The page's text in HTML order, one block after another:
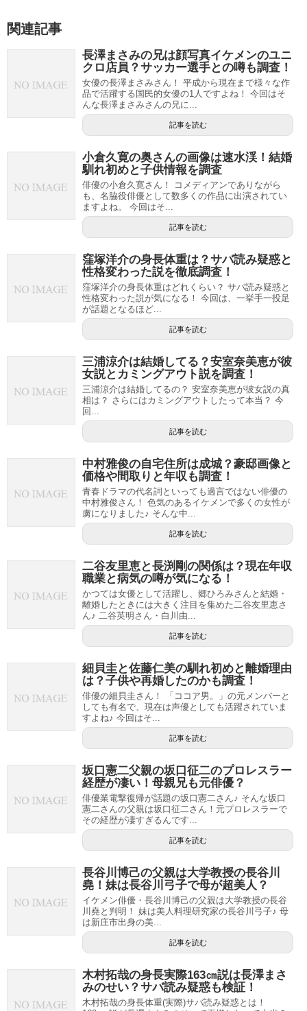
関連記事
長澤まさみの兄は顔写真イケメンのユニ
クロ店員？サッカー選手との噂も調査！
女優の長澤まさみさん！ 平成から現在まで様々な作
品で活躍する国民的女優の1人ですよね！ 今回はそ
んな長澤まさみさんの兄に...
記事を読む
小倉久寛の奥さんの画像は速水渓！結婚
馴れ初めと子供情報を調査
俳優の小倉久寛さん！ コメディアンでありながら
も、名脇役俳優として数多くの作品に出演されてい
ますよね。 今回はそ...
記事を読む
窪塚洋介の身長体重は？サバ読み疑惑と
性格変わった説を徹底調査！
窪塚洋介の身長体重はどれくらい？ サバ読み疑惑と
性格変わった説が気になる！ 今回は、一挙手一投足
が話題となるほど...
記事を読む
三浦涼介は結婚してる？安室奈美恵が彼
女説とカミングアウト説を調査！
三浦涼介は結婚してるの？ 安室奈美恵が彼女説の真
相は？ さらにはカミングアウトしたって本当？ 今
回...
記事を読む
中村雅俊の自宅住所は成城？豪邸画像と
価格や間取りと年収も調査！
青春ドラマの代名詞といっても過言ではない俳優の
中村雅俊さん！ 色気のあるイケメンで多くの女性が
虜になりました♪ そんな中...
記事を読む
二谷友里恵と長渕剛の関係は？現在年収
職業と病気の噂が気になる！
かつては女優として活躍し、郷ひろみさんと結婚・
離婚したときには大きく注目を集めた二谷友里恵さ
ん♪ 二谷英明さん・白川由...
記事を読む
細貝圭と佐藤仁美の馴れ初めと離婚理由
は？子供や再婚したのかも調査！
俳優の細貝圭さん！ 「ココア男。」の元メンバーと
しても有名で、現在は声優としても活躍されていま
すよね♪ 今回はそ...
記事を読む
坂口憲二父親の坂口征二のプロレスラー
経歴が凄い！母親兄も元俳優？
俳優業電撃復帰が話題の坂口憲二さん♪ そんな坂口
憲二さんの父親は坂口征二さん！元プロレスラーで
その経歴が凄すぎるんです...
記事を読む
長谷川博己の父親は大学教授の長谷川
堯！妹は長谷川弓子で母が超美人？
イケメン俳優・長谷川博己の父親は大学教授の長谷
川堯と判明！ 妹は美人料理研究家の長谷川弓子♪ 母
は新庄市出身の美...
記事を読む
木村拓哉の身長実際163㎝説は長澤まさ
みのせい？サバ読み疑惑も検証！
木村拓哉の身長体重(実際)サバ読み疑惑とは！